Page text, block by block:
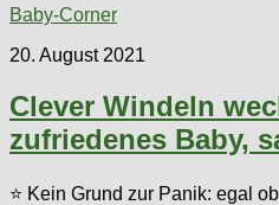
Baby-Corner
20. August 2021
Clever Windeln
zufriedenes Baby,
⭐ Kein Grund zur Panik: egal